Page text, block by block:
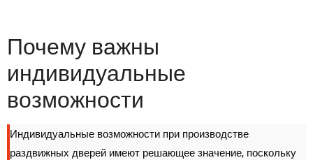
Почему важны
индивидуальные
возможности
Индивидуальные возможности при производстве
раздвижных дверей имеют решающее значение, поскольку